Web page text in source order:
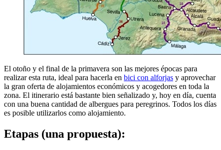
El otoño y el final de la primavera son las mejores épocas para
realizar esta ruta, ideal para hacerla en bici con alforjas y aprovechar
la gran oferta de alojamientos económicos y acogedores en toda la
zona. El itinerario está bastante bien señalizado y, hoy en día, cuenta
con una buena cantidad de albergues para peregrinos. Todos los días
es posible utilizarlos como alojamiento.
Etapas (una propuesta):